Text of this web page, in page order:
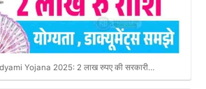
Yojana 2025: 2 लाख रुपए की सरकारी…